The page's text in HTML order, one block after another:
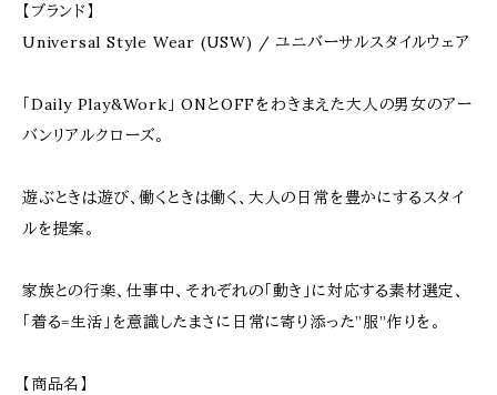
【ブランド】
Universal Style Wear (USW) / ユニバーサルスタイルウェア
「Daily Play&Work」 ONとOFFをわきまえた大人の男女のアー
バンリアルクローズ。
遊ぶときは遊び、働くときは働く、大人の日常を豊かにするスタイ
ルを提案。
家族との行楽、仕事中、それぞれの「動き」に対応する素材選定、
「着る=生活」を意識したまさに日常に寄り添った”服”作りを。
【商品名】